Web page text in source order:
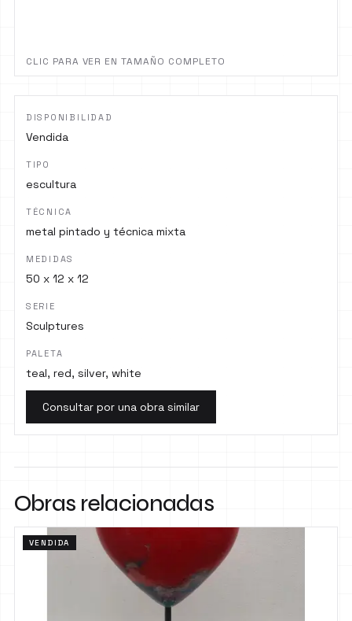
CLIC PARA VER EN TAMAÑO COMPLETO
DISPONIBILIDAD
Vendida
TIPO
escultura
TÉCNICA
metal pintado y técnica mixta
MEDIDAS
50 x 12 x 12
SERIE
Sculptures
PALETA
teal, red, silver, white
Consultar por una obra similar
Obras relacionadas
VENDIDA